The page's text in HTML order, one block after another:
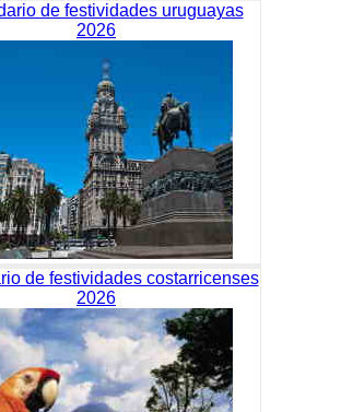
de festividades uruguayas
2026
de festividades costarricenses
2026